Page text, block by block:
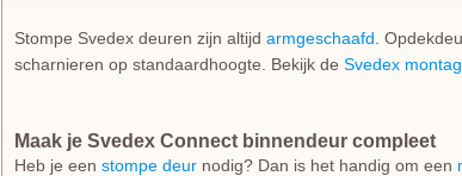
Stompe Svedex deuren zijn altijd armgeschaafd .
scharnieren op standaardhoogte. Bekijk de Svedex
Maak je Svedex Connect binnendeur compleet
Heb je een stompe deur nodig? Dan is het handig om een